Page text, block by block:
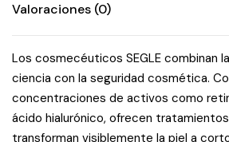
Valoraciones (0)
Los cosmecéuticos SEGLE combinan
ciencia con la seguridad cosmética.
concentraciones de activos como
ácido hialurónico, ofrecen
transforman visiblemente la piel a